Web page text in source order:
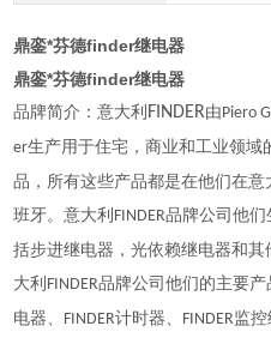
鼎銮*芬德finder继电器
鼎銮*芬德finder继电器
品牌简介：意大利 FINDER由Piero
er生产用于住宅，商业和工业领
品，所有这些产品都是在他们在
班牙。意大利 FINDER品牌公司他们
括步进继电器，光依赖继电器和
大利 FINDER品牌公司他们的主要产
电器、 FINDER计时器、 FINDER监控